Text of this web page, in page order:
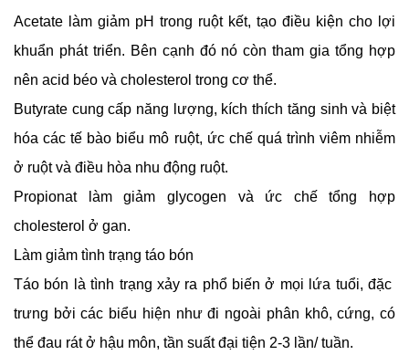
Acetate làm giảm pH trong ruột kết, tạo điều kiện cho lợi
khuẩn phát triển. Bên cạnh đó nó còn tham gia tổng hợp
nên acid béo và cholesterol trong cơ thể.
Butyrate cung cấp năng lượng, kích thích tăng sinh và biệt
hóa các tế bào biểu mô ruột, ức chế quá trình viêm nhiễm
ở ruột và điều hòa nhu động ruột.
Propionat làm giảm glycogen và ức chế tổng hợp
cholesterol ở gan.
Làm giảm tình trạng táo bón
Táo bón là tình trạng xảy ra phổ biến ở mọi lứa tuổi, đặc
trưng bởi các biểu hiện như đi ngoài phân khô, cứng, có
thể đau rát ở hậu môn, tần suất đại tiện 2-3 lần/ tuần.